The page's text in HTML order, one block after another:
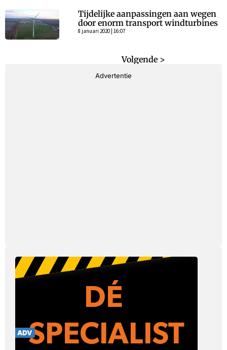
Tijdelijke aanpassingen aan wegen
door enorm transport windturbines
8 januari 2020 | 16:07
Volgende >
Advertentie